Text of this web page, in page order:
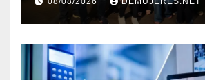
TRANSFORMAN LA
DE VIVIR EL CINE